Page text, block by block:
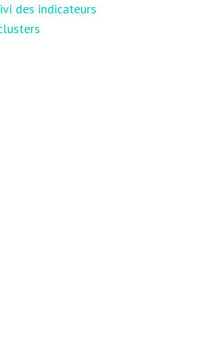
des indicateurs